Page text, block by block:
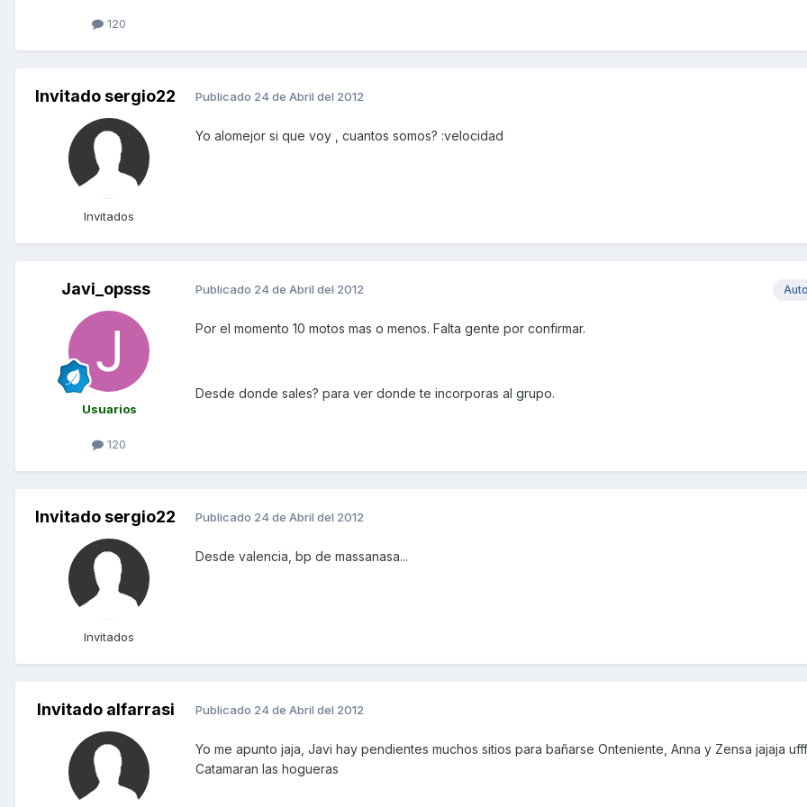
120
Invitado sergio22
Invitados
Publicado 24 de Abril del 2012
Yo alomejor si que voy , cuantos somos? :velocidad
Javi_opsss
Usuarios
120
Publicado 24 de Abril del 2012
Por el momento 10 motos mas o menos. Falta gente por confirmar.
Desde donde sales? para ver donde te incorporas al grupo.
Invitado sergio22
Invitados
Publicado 24 de Abril del 2012
Desde valencia, bp de massanasa...
Invitado alfarrasi Publicado 24 de Abril del 2012
Yo me apunto jaja, Javi hay pendientes muchos sitios para bañarse Onteniente, Anna y Zensa jajaja
Catamaran las hogueras